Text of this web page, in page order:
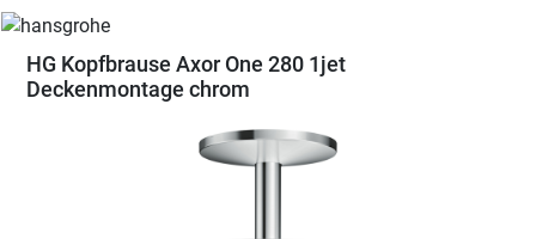
HG Kopfbrause Axor One 280 1jet
Deckenmontage chrom